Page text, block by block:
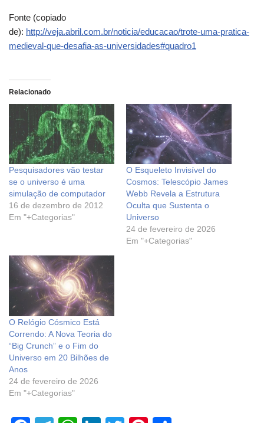
Fonte (copiado
de): http://veja.abril.com.br/noticia/educacao/trote-uma-pratica-
medieval-que-desafia-as-universidades#quadro1
Relacionado
Pesquisadores vão testar
se o universo é uma
simulação de computador
16 de dezembro de 2012
Em "+Categorias"
O Esqueleto Invisível do
Cosmos: Telescópio James
Webb Revela a Estrutura
Oculta que Sustenta o
Universo
24 de fevereiro de 2026
Em "+Categorias"
O Relógio Cósmico Está
Correndo: A Nova Teoria do
“Big Crunch” e o Fim do
Universo em 20 Bilhões de
Anos
24 de fevereiro de 2026
Em "+Categorias"